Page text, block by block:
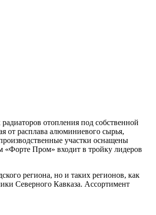
отопления под собственной
от расплава алюминиевого сырья,
участки оснащены
Пром» входит в тройку лидеров
региона, но и таких регионов, как
Северного Кавказа. Ассортимент